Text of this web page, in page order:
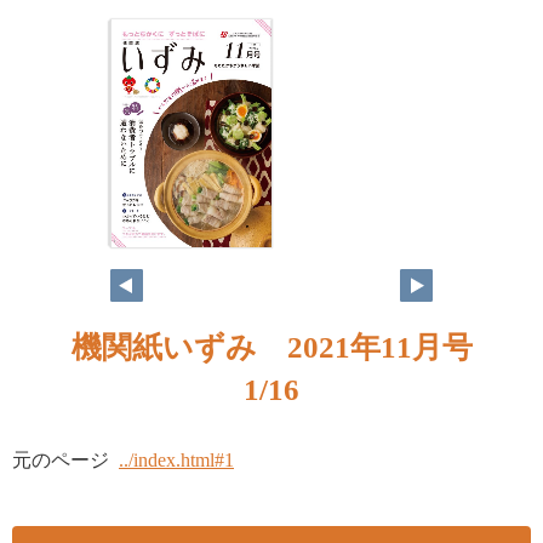
1
機関紙いずみ 2021年11月号
1/16
元のページ ../index.html#1